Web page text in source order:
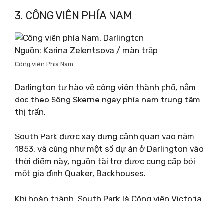
3. CÔNG VIÊN PHÍA NAM
Nguồn: Karina Zelentsova / màn trập
Công viên Phía Nam
Darlington tự hào về công viên thành phố, nằm
dọc theo Sông Skerne ngay phía nam trung tâm
thị trấn.
South Park được xây dựng cảnh quan vào năm
1853, và cũng như một số dự án ở Darlington vào
thời điểm này, nguồn tài trợ được cung cấp bởi
một gia đình Quaker, Backhouses.
Khi hoàn thành, South Park là Công viên Victoria